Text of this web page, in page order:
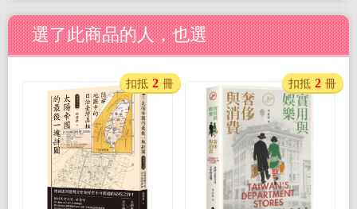
選了此商品的人，也選
扣抵 2 冊 扣抵 2 冊